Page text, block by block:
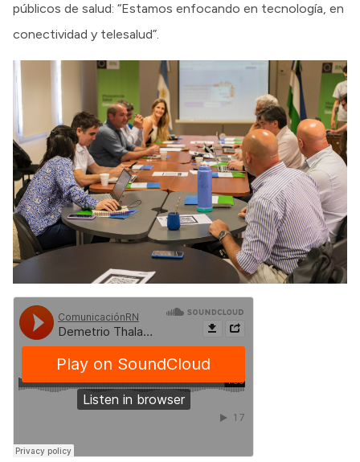
públicos de salud: “Estamos enfocando en tecnología, en
conectividad y telesalud”.